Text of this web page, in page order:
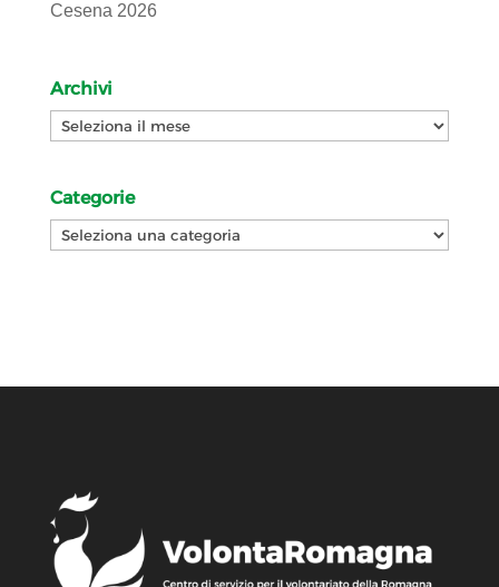
Cesena 2026
Archivi
Archivi
Categorie
Categorie